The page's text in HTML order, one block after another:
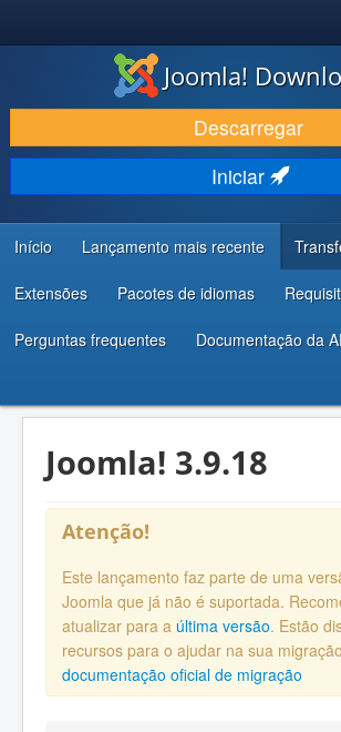
DESCARREGAR E EVOLUIR
DESCOBRIR E APRENDER
COMUNIDADE E SUPORTE
RECURSOS PARA PROGRAMADORES
Joomla!
Descarregar
Iniciar
Início Lançamento mais recente
Extensões Pacotes de idiomas
Perguntas frequentes Documentação da
Joomla! 3.9.18
Atenção!
Este lançamento faz parte de uma
Joomla que já não é suportada.
atualizar para a última versão. Estão
recursos para o ajudar na sua
documentação oficial de migração